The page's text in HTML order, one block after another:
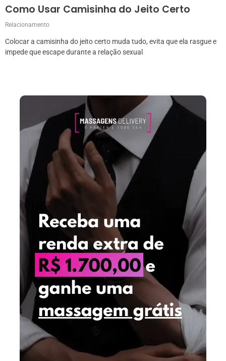
Como Usar Camisinha do Jeito Certo
Relacionamento
Colocar a camisinha do jeito certo muda tudo, evita que ela rasgue e
impede que escape durante a relação sexual